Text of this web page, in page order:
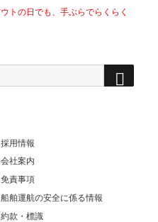
トの日でも、手ぶらでらくらく
検
採用情報
会社案内
免責事項
船舶運航の安全に係る情報
約款・標識